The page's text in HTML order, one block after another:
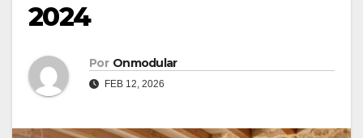
2024
Por Onmodular
FEB 12, 2026